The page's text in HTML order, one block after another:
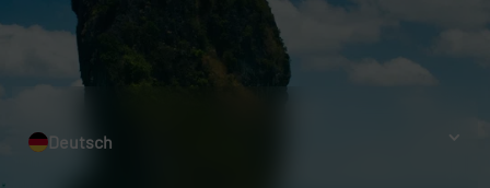
Deutsch